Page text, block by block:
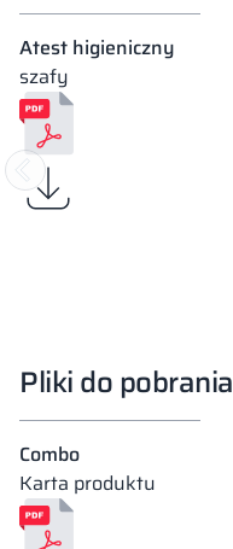
Atest higieniczny
szafy
Pliki do pobrania
Combo
Karta produktu